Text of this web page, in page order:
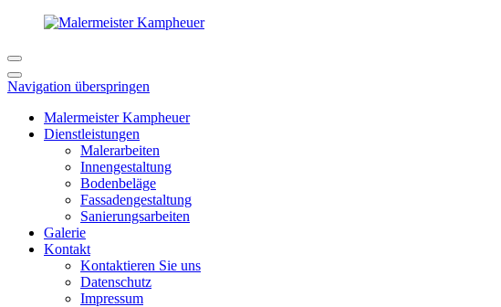
Navigation überspringen
Malermeister Kampheuer
Dienstleistungen
Malerarbeiten
Innengestaltung
Bodenbeläge
Fassadengestaltung
Sanierungsarbeiten
Galerie
Kontakt
Kontaktieren Sie uns
Datenschutz
Impressum